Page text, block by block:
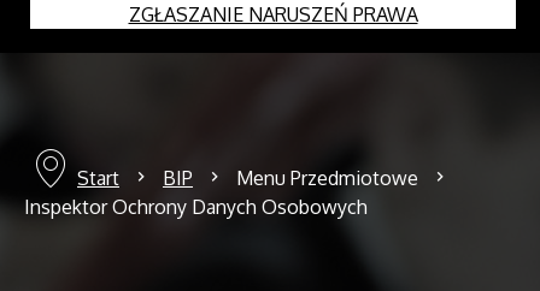
ZGŁASZANIE NARUSZEŃ PRAWA
Start BIP
Menu Przedmiotowe
Inspektor Ochrony Danych Osobowych